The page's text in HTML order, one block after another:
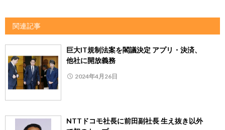
関連記事
巨大IT規制法案を閣議決定 アプリ・決済、
他社に開放義務
2024年4月26日
NTTドコモ社長に前田副社長 生え抜き以外